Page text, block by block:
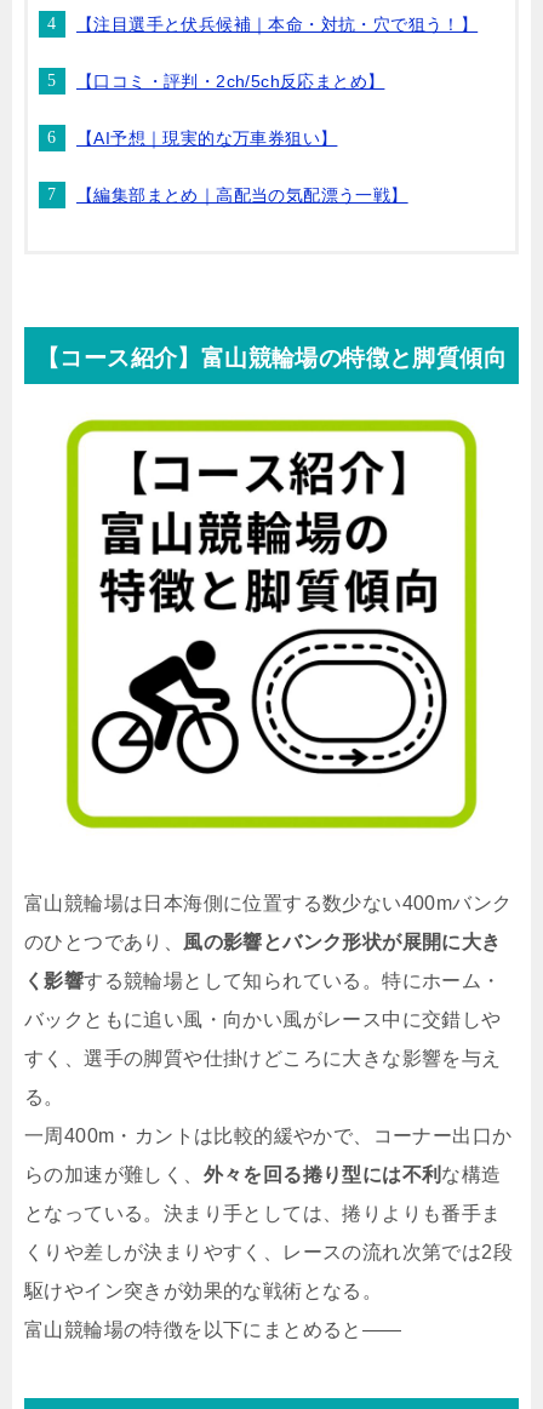
【注目選手と伏兵候補｜本命・対抗・穴で狙う！】
【口コミ・評判・2ch/5ch反応まとめ】
【AI予想｜現実的な万車券狙い】
【編集部まとめ｜高配当の気配漂う一戦】
【コース紹介】富山競輪場の特徴と脚質傾向
富山競輪場は日本海側に位置する数少ない400mバンク
のひとつであり、
風の影響とバンク形状が展開に大き
く影響する競輪場として知られている。特にホーム・
バックともに追い風・向かい風がレース中に交錯しや
すく、選手の脚質や仕掛けどころに大きな影響を与え
る。
一周400m・カントは比較的緩やかで、コーナー出口か
らの加速が難しく、 外々を回る捲り型には不利 な構造
となっている。決まり手としては、捲りよりも番手ま
くりや差しが決まりやすく、レースの流れ次第では2段
駆けやイン突きが効果的な戦術となる。
富山競輪場の特徴を以下にまとめると――